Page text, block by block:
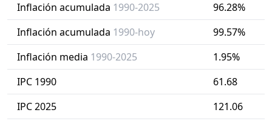
Inflación acumulada 1990-2025
96.28%
Inflación acumulada 1990-hoy
99.57%
Inflación media 1990-2025
1.95%
IPC 1990
61.68
IPC 2025
121.06